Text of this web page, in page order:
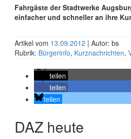
Fahrgäste der Stadtwerke
einfacher und schneller an ihre
Artikel vom 13.09.2012 | Autor: bs
Rubrik: Bürgerinfo, Kurznachrichten,
teilen
teilen
teilen
DAZ heute